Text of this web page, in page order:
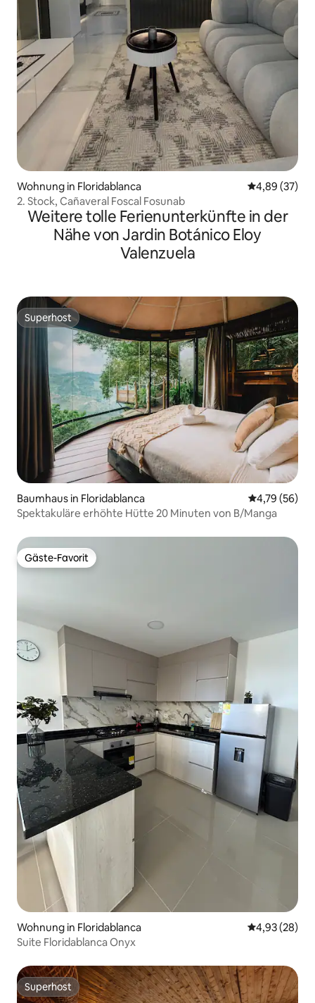
Wohnung in Floridablanca
4,89 (37)
2. Stock, Cañaveral Foscal Fosunab
Weitere tolle Ferienunterkünfte in der
Nähe von Jardin Botánico Eloy
Valenzuela
Superhost
Superhost
Baumhaus in Floridablanca
4,79 (56)
Spektakuläre erhöhte Hütte 20 Minuten von B/Manga
Gäste-Favorit
Gäste-Favorit
Wohnung in Floridablanca
4,93 (28)
Suite Floridablanca Onyx
Superhost
Superhost